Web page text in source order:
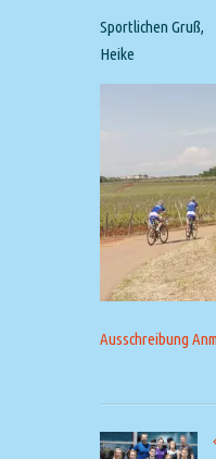
Sportlichen Gruß,
Heike
Ausschreibung